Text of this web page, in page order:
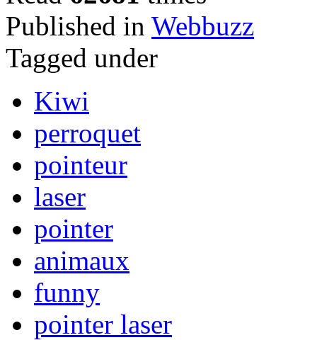
Published in Webbuzz
Tagged under
Kiwi
perroquet
pointeur
laser
pointer
animaux
funny
pointer laser